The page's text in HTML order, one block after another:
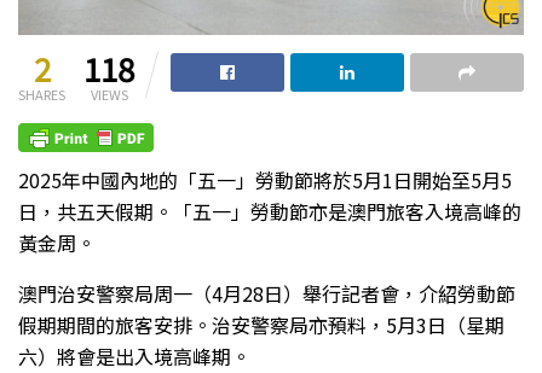
2
SHARES
118
VIEWS
2025年中國內地的「五一」勞動節將於5月1日開始至5月5
日，共五天假期。「五一」勞動節亦是澳門旅客入境高峰的
黃金周。
澳門治安警察局周一（4月28日）舉行記者會，介紹勞動節
假期期間的旅客安排。治安警察局亦預料，5月3日（星期
六）將會是出入境高峰期。